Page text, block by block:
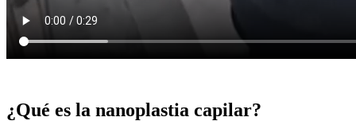
¿Qué es la nanoplastia capilar?